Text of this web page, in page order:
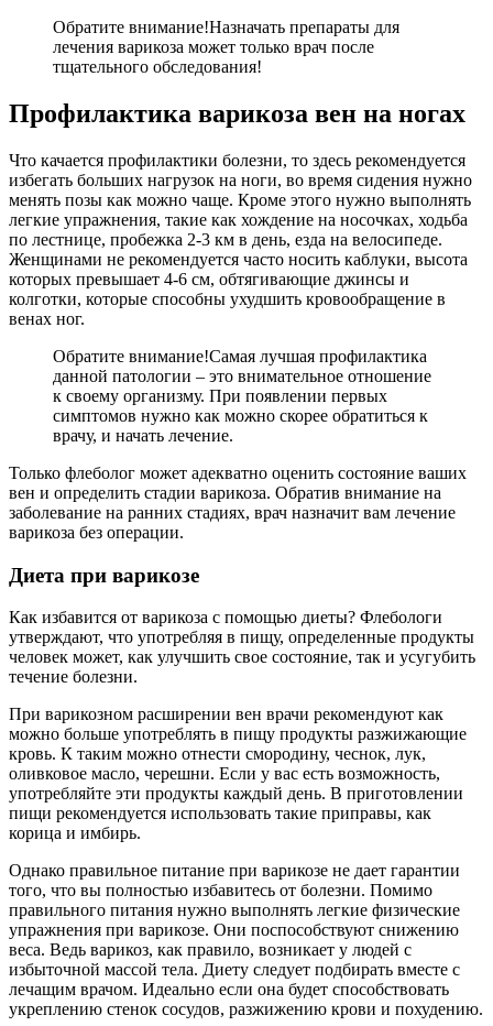
Обратите внимание!Назначать препараты для
лечения варикоза может только врач после
тщательного обследования!
Профилактика варикоза вен на ногах
Что качается профилактики болезни, то здесь рекомендуется
избегать больших нагрузок на ноги, во время сидения нужно
менять позы как можно чаще. Кроме этого нужно выполнять
легкие упражнения, такие как хождение на носочках, ходьба
по лестнице, пробежка 2-3 км в день, езда на велосипеде.
Женщинами не рекомендуется часто носить каблуки, высота
которых превышает 4-6 см, обтягивающие джинсы и
колготки, которые способны ухудшить кровообращение в
венах ног.
Обратите внимание!Самая лучшая профилактика
данной патологии – это внимательное отношение
к своему организму. При появлении первых
симптомов нужно как можно скорее обратиться к
врачу, и начать лечение.
Только флеболог может адекватно оценить состояние ваших
вен и определить стадии варикоза. Обратив внимание на
заболевание на ранних стадиях, врач назначит вам лечение
варикоза без операции.
Диета при варикозе
Как избавится от варикоза с помощью диеты? Флебологи
утверждают, что употребляя в пищу, определенные продукты
человек может, как улучшить свое состояние, так и усугубить
течение болезни.
При варикозном расширении вен врачи рекомендуют как
можно больше употреблять в пищу продукты разжижающие
кровь. К таким можно отнести смородину, чеснок, лук,
оливковое масло, черешни. Если у вас есть возможность,
употребляйте эти продукты каждый день. В приготовлении
пищи рекомендуется использовать такие приправы, как
корица и имбирь.
Однако правильное питание при варикозе не дает гарантии
того, что вы полностью избавитесь от болезни. Помимо
правильного питания нужно выполнять легкие физические
упражнения при варикозе. Они поспособствуют снижению
веса. Ведь варикоз, как правило, возникает у людей с
избыточной массой тела. Диету следует подбирать вместе с
лечащим врачом. Идеально если она будет способствовать
укреплению стенок сосудов, разжижению крови и похудению.